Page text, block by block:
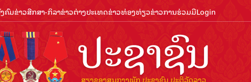
ຄົມຂ່າວສືກສາ-ກິລາຂ່າວຕ່າງປະເທດຂ່າວທ່ອງທ່ຽວຂ່າວການຮ່ວມມືLogin